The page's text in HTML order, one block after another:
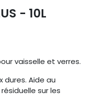
- 10L
vaisselle et verres.
dures. Aide au
sur les